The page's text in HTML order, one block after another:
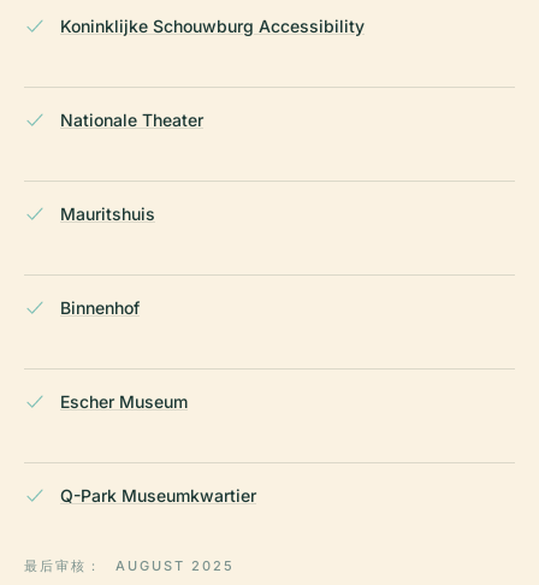
Koninklijke Schouwburg Accessibility
Nationale Theater
Mauritshuis
Binnenhof
Escher Museum
Q-Park Museumkwartier
最后审核： AUGUST 2025